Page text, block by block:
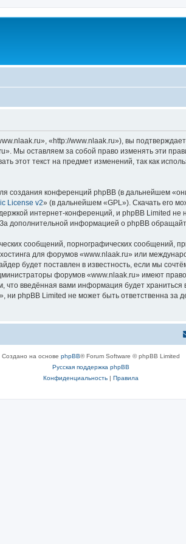
«http://www.nlaak.ru»), вы
Мы оставляем за собой право изменять эти
этот текст на предмет изменений, так как
конференций phpBB (в дальнейшем
License v2» (в дальнейшем «GPL»). Скачать его
интернет-конференций, и phpBB Limited
дополнительной информацией о phpBB
сообщений, порнографических сообщений,
для форумов «www.nlaak.ru» или
будет поставлен в известность, если мы
форумов «www.nlaak.ru» имеют
что введённая вами информация будет
phpBB Limited не может быть ответственна за
Создано на основе phpBB® Forum Software © phpBB Limited
Русская поддержка phpBB
Конфиденциальность| Правила